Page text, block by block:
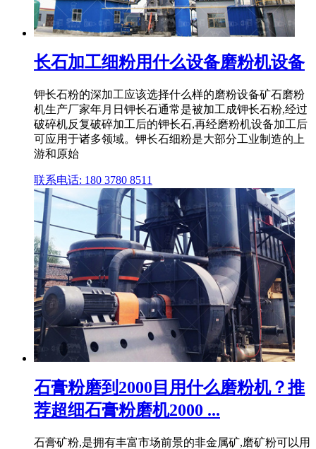
长石加工细粉用什么设备磨粉机设备
钾长石粉的深加工应该选择什么样的磨粉设备矿石磨粉
机生产厂家年月日钾长石通常是被加工成钾长石粉,经过
破碎机反复破碎加工后的钾长石,再经磨粉机设备加工后
可应用于诸多领域。钾长石细粉是大部分工业制造的上
游和原始
联系电话: 180 3780 8511
石膏粉磨到2000目用什么磨粉机？推
荐超细石膏粉磨机2000 ...
石膏矿粉,是拥有丰富市场前景的非金属矿,磨矿粉可以用